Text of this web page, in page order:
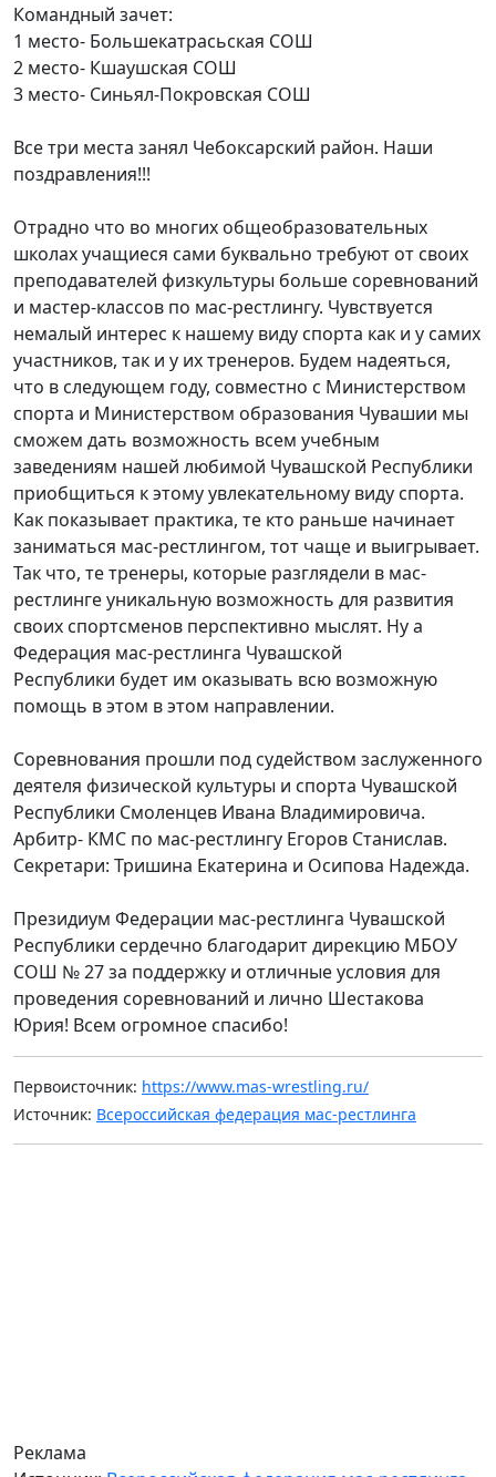
Командный зачет:
1 место- Большекатрасьская СОШ
2 место- Кшаушская СОШ
3 место- Синьял-Покровская СОШ
Все три места занял Чебоксарский район. Наши
поздравления!!!
Отрадно что во многих общеобразовательных
школах учащиеся сами буквально требуют от своих
преподавателей физкультуры больше соревнований
и мастер-классов по мас-рестлингу. Чувствуется
немалый интерес к нашему виду спорта как и у самих
участников, так и у их тренеров. Будем надеяться,
что в следующем году, совместно с Министерством
спорта и Министерством образования Чувашии мы
сможем дать возможность всем учебным
заведениям нашей любимой Чувашской Республики
приобщиться к этому увлекательному виду спорта.
Как показывает практика, те кто раньше начинает
заниматься мас-рестлингом, тот чаще и выигрывает.
Так что, те тренеры, которые разглядели в мас-
рестлинге уникальную возможность для развития
своих спортсменов перспективно мыслят. Ну а
Федерация мас-рестлинга Чувашской
Республики будет им оказывать всю возможную
помощь в этом в этом направлении.
Соревнования прошли под судейством заслуженного
деятеля физической культуры и спорта Чувашской
Республики Смоленцев Ивана Владимировича.
Арбитр- КМС по мас-рестлингу Егоров Станислав.
Секретари: Тришина Екатерина и Осипова Надежда.
Президиум Федерации мас-рестлинга Чувашской
Республики сердечно благодарит дирекцию МБОУ
СОШ № 27 за поддержку и отличные условия для
проведения соревнований и лично Шестакова
Юрия! Всем огромное спасибо!
Первоисточник: https://www.mas-wrestling.ru/
Источник: Всероссийская федерация мас-рестлинга
Реклама